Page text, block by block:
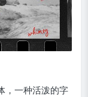
，一种活泼的字